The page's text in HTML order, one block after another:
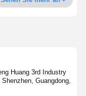
Huang 3rd Industry
Guangdong,